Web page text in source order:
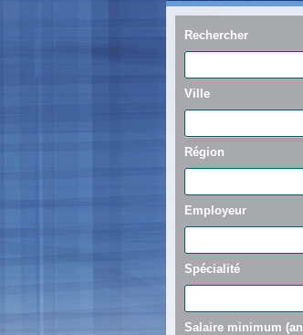
Rechercher
Ville
Région
Employeur
Spécialité
Salaire minimum